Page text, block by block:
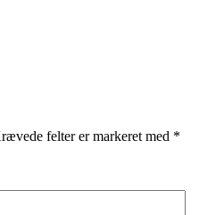
felter er markeret med *